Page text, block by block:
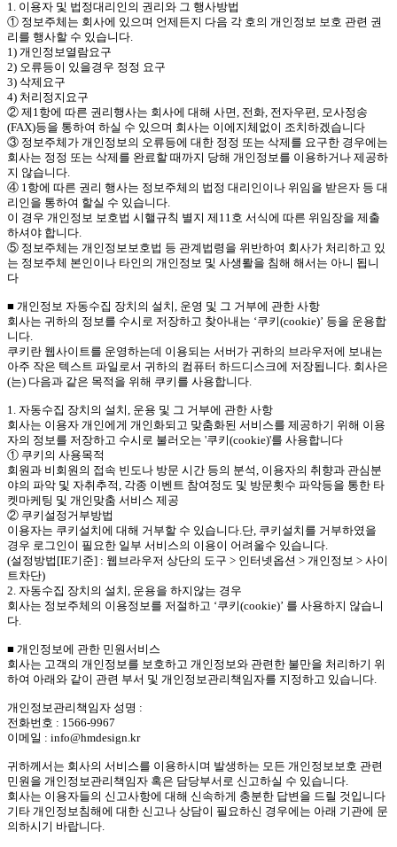
1. 이용자 및 법정대리인의 권리와 그 행사방법
① 정보주체는 회사에 있으며 언제든지 다음 각 호의 개인정보 보호 관련 권
리를 행사할 수 있습니다.
1) 개인정보열람요구
2) 오류등이 있을경우 정정 요구
3) 삭제요구
4) 처리정지요구
② 제1항에 따른 권리행사는 회사에 대해 사면, 전화, 전자우편, 모사정송
(FAX)등을 통하여 하실 수 있으며 회사는 이에지체없이 조치하겠습니다
③ 정보주체가 개인정보의 오류등에 대한 정정 또는 삭제를 요구한 경우에는
회사는 정정 또는 삭제를 완료할 때까지 당해 개인정보를 이용하거나 제공하
지 않습니다.
④ 1항에 따른 권리 행사는 정보주체의 법정 대리인이나 위임을 받은자 등 대
리인을 통하여 할실 수 있습니다.
이 경우 개인정보 보호법 시핼규칙 별지 제11호 서식에 따른 위임장을 제출
하셔야 합니다.
⑤ 정보주체는 개인정보보호법 등 관계법령을 위반하여 회사가 처리하고 있
는 정보주체 본인이나 타인의 개인정보 및 사생뢀을 침해 해서는 아니 됩니
다
■ 개인정보 자동수집 장치의 설치, 운영 및 그 거부에 관한 사항
회사는 귀하의 정보를 수시로 저장하고 찾아내는 ‘쿠키(cookie)’ 등을 운용합
니다.
쿠키란 웹사이트를 운영하는데 이용되는 서버가 귀하의 브라우저에 보내는
아주 작은 텍스트 파일로서 귀하의 컴퓨터 하드디스크에 저장됩니다. 회사은
(는) 다음과 같은 목적을 위해 쿠키를 사용합니다.
1. 자동수집 장치의 설치, 운용 및 그 거부에 관한 사항
회사는 이용자 개인에게 개인화되고 맞춤화된 서비스를 제공하기 위해 이용
자의 정보를 저장하고 수시로 불러오는 '쿠키(cookie)'를 사용합니다
① 쿠키의 사용목적
회원과 비회원의 접속 빈도나 방문 시간 등의 분석, 이용자의 취향과 관심분
야의 파악 및 자취추적, 각종 이벤트 참여정도 및 방문횟수 파악등을 통한 타
켓마케팅 및 개인맞춤 서비스 제공
② 쿠키설정거부방법
이용자는 쿠키설치에 대해 거부할 수 있습니다.단, 쿠키설치를 거부하였을
경우 로그인이 필요한 일부 서비스의 이용이 어려울수 있습니다.
(설정방법[IE기준] : 웹브라우저 상단의 도구 > 인터넷옵션 > 개인정보 > 사이
트차단)
2. 자동수집 장치의 설치, 운용을 하지않는 경우
회사는 정보주체의 이용정보를 저절하고 ‘쿠키(cookie)’ 를 사용하지 않습니
다.
■ 개인정보에 관한 민원서비스
회사는 고객의 개인정보를 보호하고 개인정보와 관련한 불만을 처리하기 위
하여 아래와 같이 관련 부서 및 개인정보관리책임자를 지정하고 있습니다.
개인정보관리책임자 성명 :
전화번호 : 1566-9967
이메일 : info@hmdesign.kr
귀하께서는 회사의 서비스를 이용하시며 발생하는 모든 개인정보보호 관련
민원을 개인정보관리책임자 혹은 담당부서로 신고하실 수 있습니다.
회사는 이용자들의 신고사항에 대해 신속하게 충분한 답변을 드릴 것입니다
기타 개인정보침해에 대한 신고나 상담이 필요하신 경우에는 아래 기관에 문
의하시기 바랍니다.